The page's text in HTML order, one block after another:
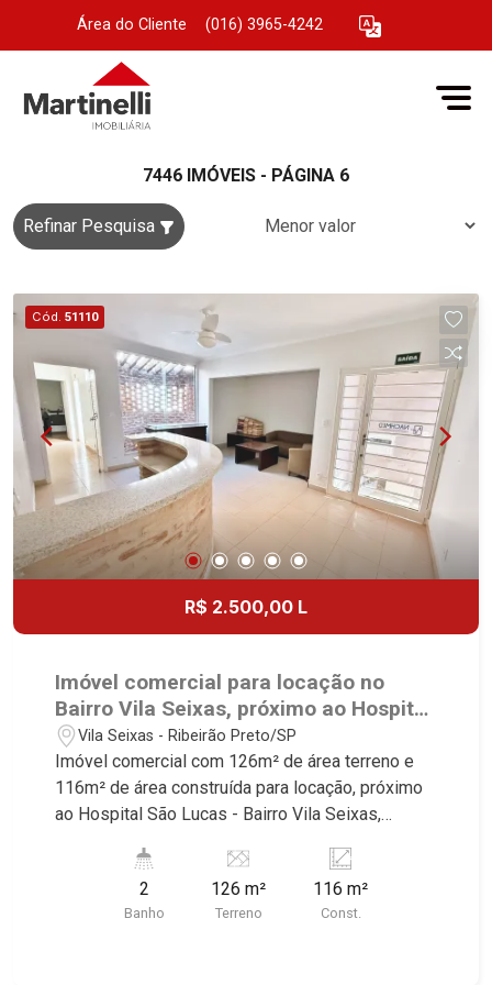
Área do Cliente (016) 3965-4242
7446 IMÓVEIS - PÁGINA 6
Refinar Pesquisa
Cód. 51110
R$ 2.500,00 L
Imóvel comercial para locação no
Bairro Vila Seixas, próximo ao Hospital
São Lucas - Ribeirão Preto/SP.
Vila Seixas - Ribeirão Preto/SP
Imóvel comercial com 126m² de área terreno e
116m² de área construída para locação, próximo
ao Hospital São Lucas - Bairro Vila Seixas,
deste imóvel que a Martinelli Imobiliária
selecionou para você: - 126m² de área terreno e
116m² de área construída - Recepção para 6
2
Banho
126 m²
Terreno
116 m²
Const.